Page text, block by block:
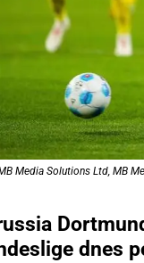
Media Solutions Ltd, MB
dnes